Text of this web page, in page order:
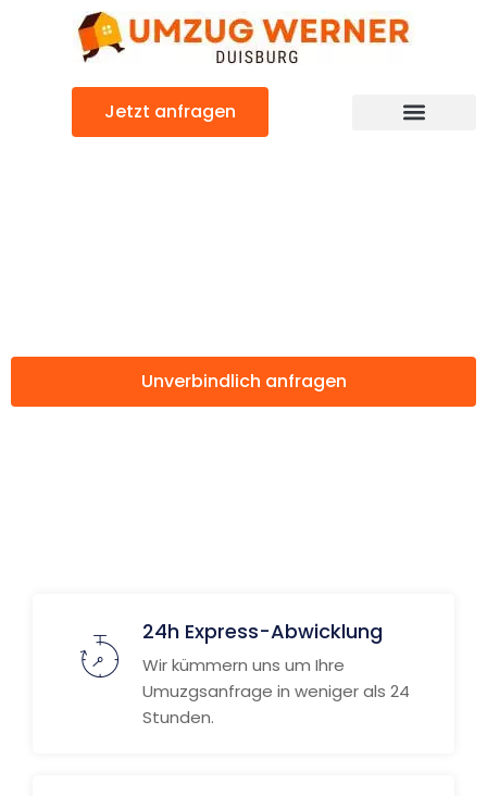
Jetzt anfragen
Unverbindlich anfragen
24h Express-Abwicklung
Wir kümmern uns um Ihre
Umuzgsanfrage in weniger als 24
Stunden.